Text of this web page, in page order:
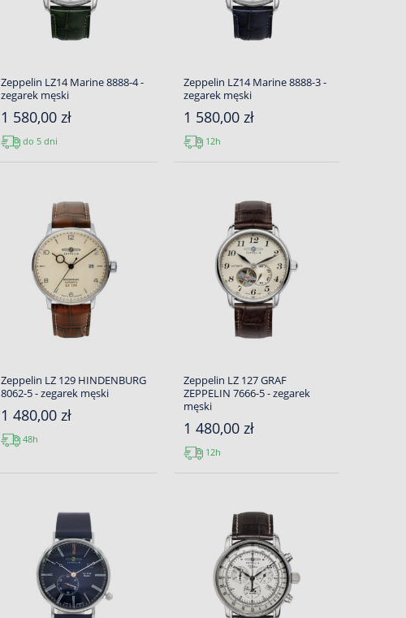
Zeppelin LZ14 Marine 8888-4 -
zegarek męski
1 580,00 zł
do 5 dni
Zeppelin LZ14 Marine 8888-3 -
zegarek męski
1 580,00 zł
12h
Zeppelin LZ 129 HINDENBURG
8062-5 - zegarek męski
1 480,00 zł
48h
Zeppelin LZ 127 GRAF
ZEPPELIN 7666-5 - zegarek
męski
1 480,00 zł
12h